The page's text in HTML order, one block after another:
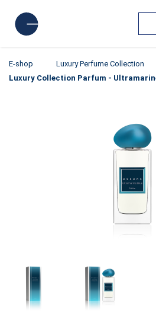
E-shop
Luxury Perfume Collection
Luxury Collection Parfum -